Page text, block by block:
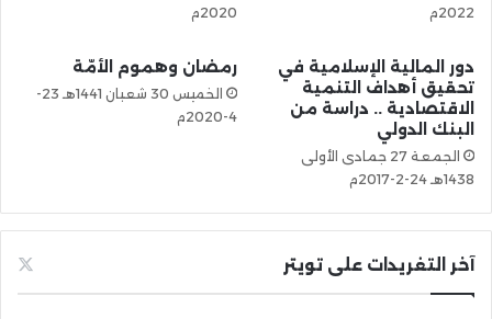
2022م
2020م
دور المالية الإسلامية في
تحقيق أهداف التنمية
الاقتصادية .. دراسة من
البنك الدولي
الجمعة 27 جمادى الأولى
1438هـ 24-2-2017م
رمضان وهموم الأمّة
الخميس 30 شعبان 1441هـ 23-
4-2020م
آخر التغريدات على تويتر